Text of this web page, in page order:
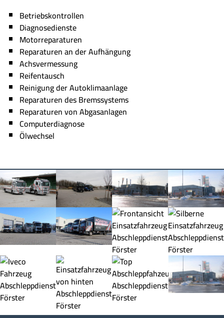
Betriebskontrollen
Diagnosedienste
Motorreparaturen
Reparaturen an der Aufhängung
Achsvermessung
Reifentausch
Reinigung der Autoklimaanlage
Reparaturen des Bremssystems
Reparaturen von Abgasanlagen
Computerdiagnose
Ölwechsel